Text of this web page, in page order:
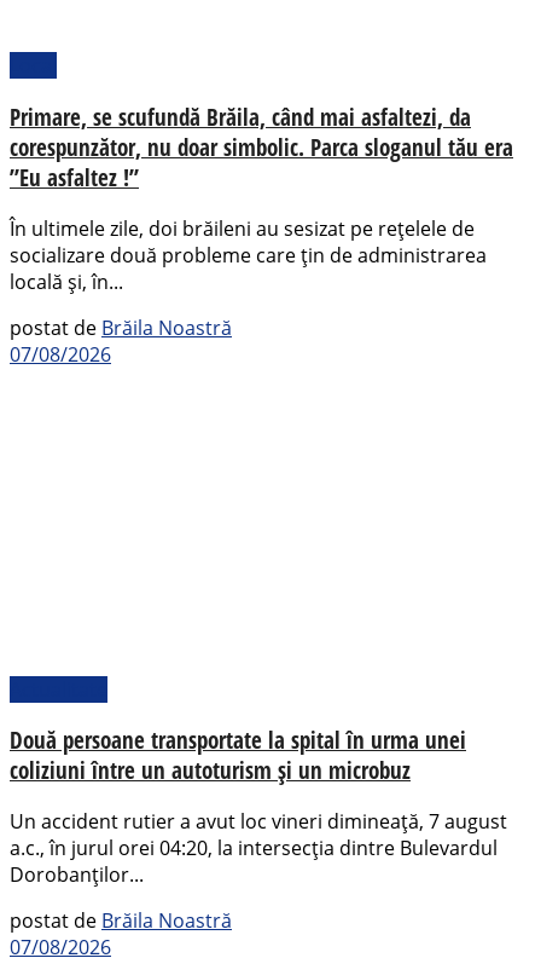
Primare, se scufundă Brăila, când mai asfaltezi, da
corespunzător, nu doar simbolic. Parca sloganul tău era
”Eu asfaltez !”
În ultimele zile, doi brăileni au sesizat pe rețelele de
socializare două probleme care țin de administrarea
locală și, în...
postat de Brăila Noastră
07/08/2026
Două persoane transportate la spital în urma unei
coliziuni între un autoturism și un microbuz
Un accident rutier a avut loc vineri dimineață, 7 august
a.c., în jurul orei 04:20, la intersecția dintre Bulevardul
Dorobanților...
postat de Brăila Noastră
07/08/2026